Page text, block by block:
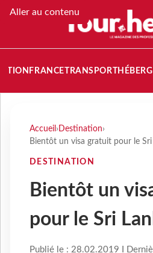
Aller au contenu
FRANCETRANSPORT
Accueil › Destination›
Bientôt un visa gratuit pour le Sri
DESTINATION
Bientôt un
pour le Sri
Publié le : 28.02.2019 I